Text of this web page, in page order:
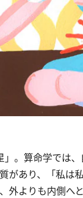
。算命学では
あり、「私は
外よりも内側へ